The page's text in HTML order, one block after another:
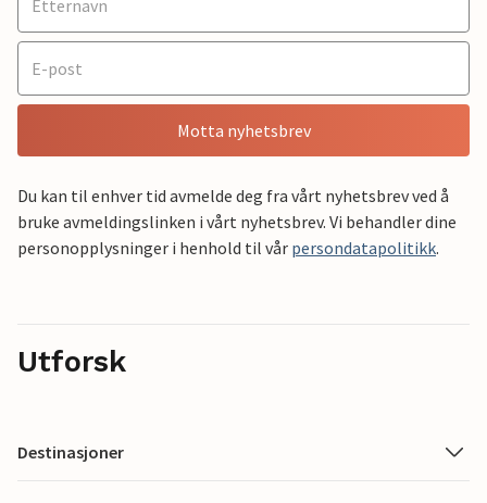
Motta nyhetsbrev
Du kan til enhver tid avmelde deg fra vårt nyhetsbrev ved å
bruke avmeldingslinken i vårt nyhetsbrev. Vi behandler dine
personopplysninger i henhold til vår persondatapolitikk.
Utforsk
Destinasjoner